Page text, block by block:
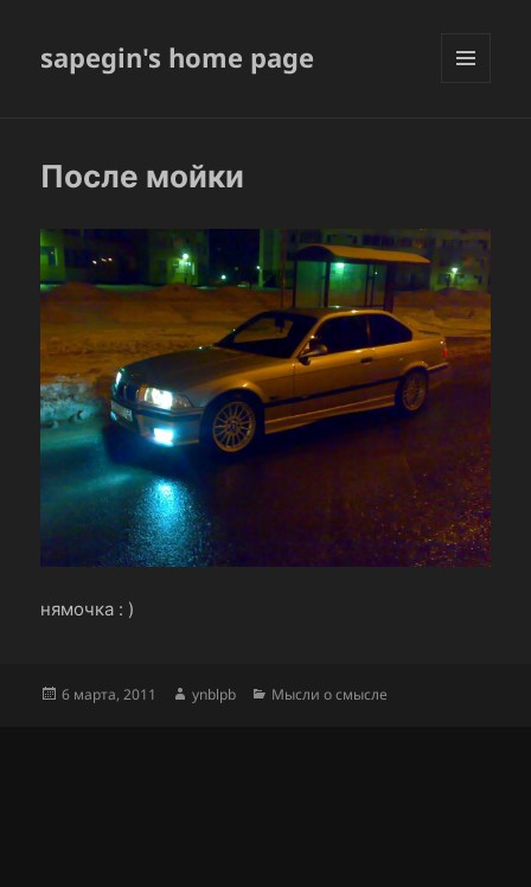
sapegin's home page
После мойки
нямочка : )
Опубликовано
6 марта, 2011 Автор
ynblpb Рубрики
Мысли о смысле